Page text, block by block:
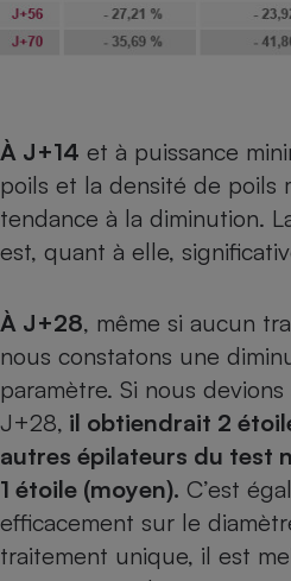
À J+14 et à puissance
poils et la densité de poils
tendance à la diminution.
est, quant à elle,
À J+28, même si aucun
nous constatons une
paramètre. Si nous
J+28, il obtiendrait 2
autres épilateurs du test
1 étoile (moyen). C’est
efficacement sur le
traitement unique, il est